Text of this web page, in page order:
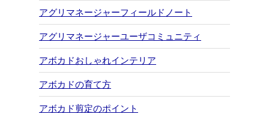
アグリマネージャーフィールドノート
アグリマネージャーユーザコミュニティ
アボカドおしゃれインテリア
アボカドの育て方
アボカド剪定のポイント